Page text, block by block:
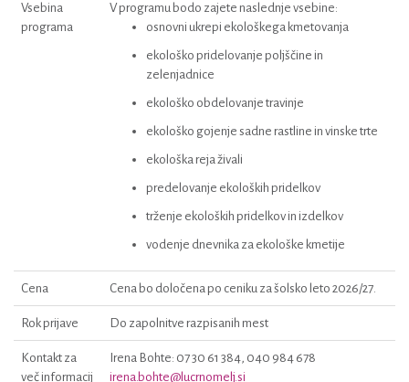
Vsebina
programa
V programu bodo zajete naslednje vsebine:
osnovni ukrepi ekološkega kmetovanja
ekološko pridelovanje poljščine in
zelenjadnice
ekološko obdelovanje travinje
ekološko gojenje sadne rastline in vinske trte
ekološka reja živali
predelovanje ekoloških pridelkov
trženje ekoloških pridelkov in izdelkov
vodenje dnevnika za ekološke kmetije
Cena Cena bo določena po ceniku za šolsko leto 2026/27.
Rok prijave Do zapolnitve razpisanih mest
Kontakt za
več informacij
Irena Bohte: 07 30 61 384, 040 984 678
irena.bohte@lucrnomelj.si